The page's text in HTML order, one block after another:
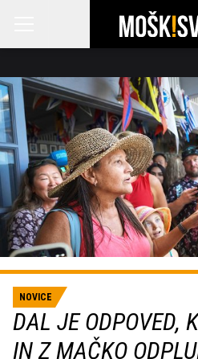
NOVICE
DAL JE ODPOVED,
IN Z MAČKO